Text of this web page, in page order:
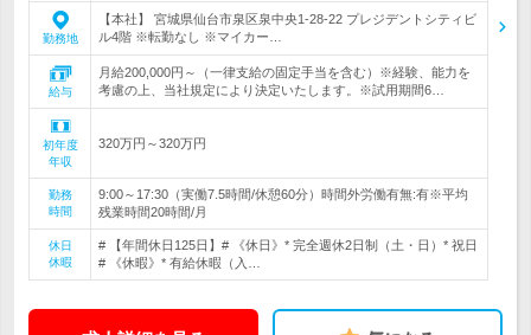
勤務地
【本社】 宮城県仙台市泉区泉中央1-28-22 プレジデントシティビ
ル4階 ※転勤なし ※マイカー…
給与
月給200,000円～（一律支給の固定手当を含む）※経験、能力を
考慮の上、当社規定により決定いたします。※試用期間6…
初年度
年収
320万円～320万円
勤務
時間
9:00～17:30（実働7.5時間/休憩60分）時間外労働有無:有※平均
残業時間20時間/月
休日
休暇
# 【年間休日125日】# 《休日》* 完全週休2日制（土・日）* 祝日
# 《休暇》* 有給休暇（入…